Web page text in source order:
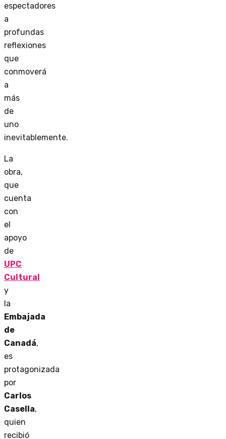
espectadores
a
profundas
reflexiones
que
conmoverá
a
más
de
uno
inevitablemente.
La
obra,
que
cuenta
con
el
apoyo
de
UPC
Cultural
y
la
Embajada
de
Canadá,
es
protagonizada
por
Carlos
Casella,
quien
recibió